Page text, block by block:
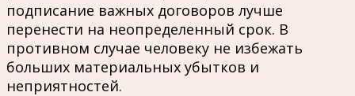
подписание важных договоров лучше
перенести на неопределенный срок. В
противном случае человеку не избежать
больших материальных убытков и
неприятностей.